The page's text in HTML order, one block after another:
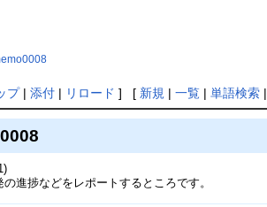
プ| 添付| リロード ] [ 新規 | 一覧| 単語検索|
の進捗などをレポートするところです。